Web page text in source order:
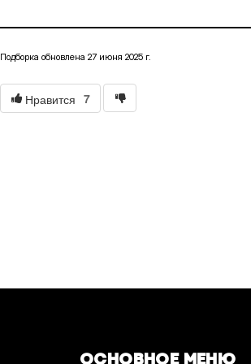
Подборка обновлена 27 июня 2025 г.
Нравится 7
ОСНОВНОЕ МЕНЮ